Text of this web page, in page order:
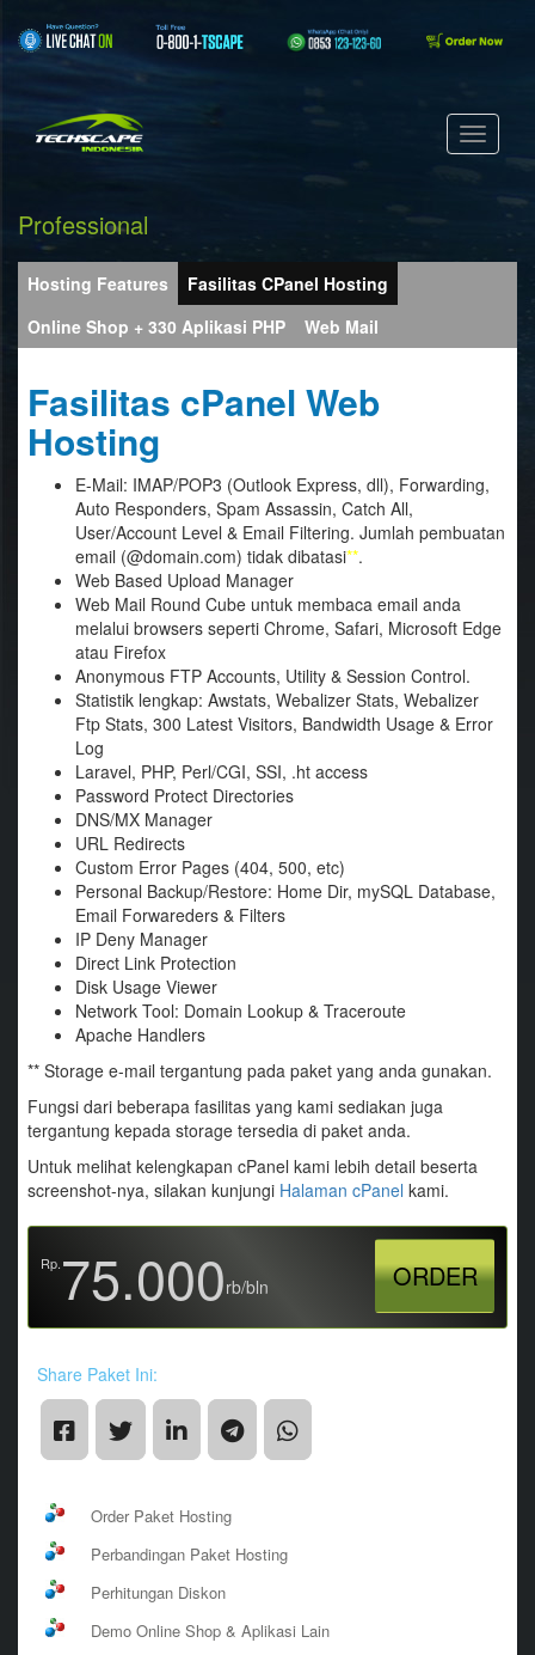
Professional
Hosting Features
Fasilitas CPanel Hosting
Online Shop + 330 Aplikasi PHP
Web Mail
Fasilitas cPanel Web
Hosting
E-Mail: IMAP/POP3 (Outlook Express, dll), Forwarding,
Auto Responders, Spam Assassin, Catch All,
User/Account Level & Email Filtering. Jumlah pembuatan
email (@domain.com) tidak dibatasi**.
Web Based Upload Manager
Web Mail Round Cube untuk membaca email anda
melalui browsers seperti Chrome, Safari, Microsoft Edge
atau Firefox
Anonymous FTP Accounts, Utility & Session Control.
Statistik lengkap: Awstats, Webalizer Stats, Webalizer
Ftp Stats, 300 Latest Visitors, Bandwidth Usage & Error
Log
Laravel, PHP, Perl/CGI, SSI, .ht access
Password Protect Directories
DNS/MX Manager
URL Redirects
Custom Error Pages (404, 500, etc)
Personal Backup/Restore: Home Dir, mySQL Database,
Email Forwareders & Filters
IP Deny Manager
Direct Link Protection
Disk Usage Viewer
Network Tool: Domain Lookup & Traceroute
Apache Handlers
** Storage e-mail tergantung pada paket yang anda gunakan.
Fungsi dari beberapa fasilitas yang kami sediakan juga
tergantung kepada storage tersedia di paket anda.
Untuk melihat kelengkapan cPanel kami lebih detail beserta
screenshot-nya, silakan kunjungi Halaman cPanel kami.
Rp.75.000rb/bln ORDER
Share Paket Ini:
Order Paket Hosting
Perbandingan Paket Hosting
Perhitungan Diskon
Demo Online Shop & Aplikasi Lain